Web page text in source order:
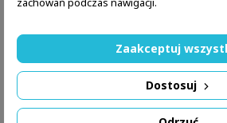
Dostosuj
Zaakceptuj